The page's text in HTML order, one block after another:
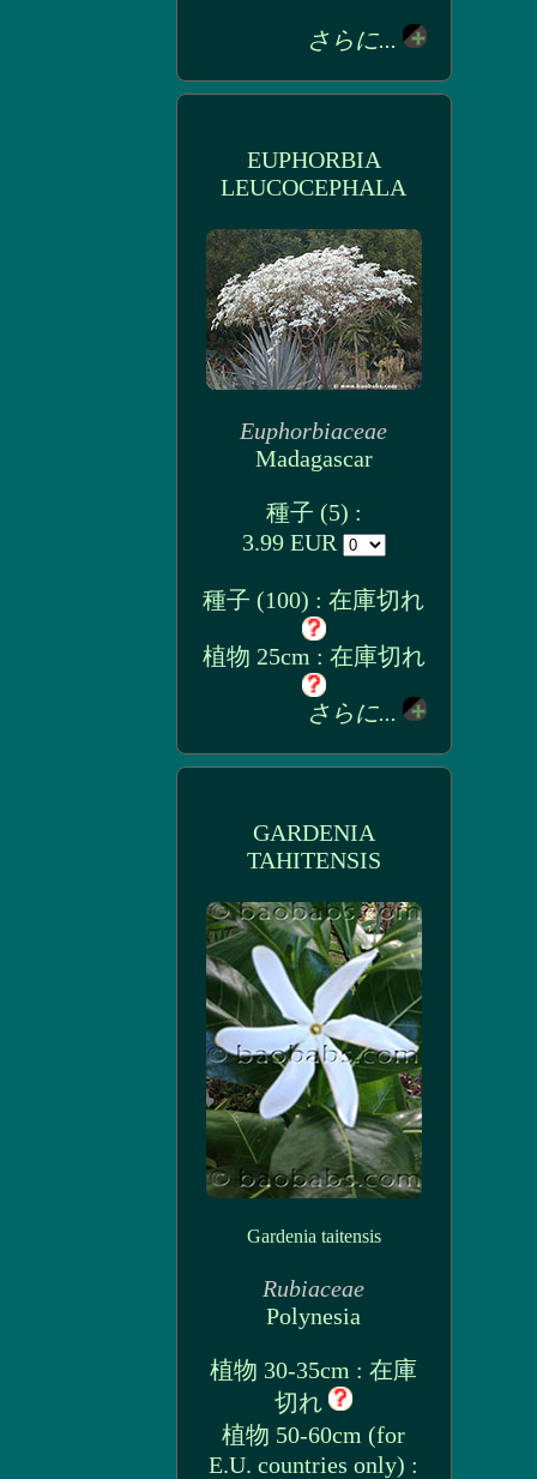
さらに...
EUPHORBIA
LEUCOCEPHALA
Euphorbiaceae
Madagascar
種子 (5) :
3.99 EUR
種子 (100) : 在庫切れ
植物 25cm : 在庫切れ
さらに...
GARDENIA
TAHITENSIS
Gardenia taitensis
Rubiaceae
Polynesia
植物 30-35cm : 在庫
切れ
植物 50-60cm (for
E.U. countries only) :